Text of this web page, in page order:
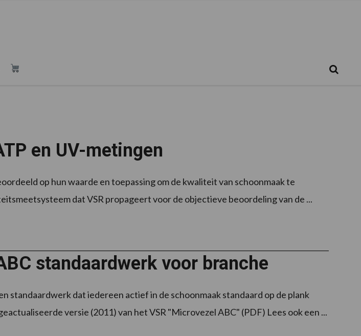
en UV-metingen
op hun waarde en toepassing om de kwaliteit van schoonmaak te
dat VSR propageert voor de objectieve beoordeling van de ...
standaardwerk voor branche
standaardwerk dat iedereen actief in de schoonmaak standaard op de plank
versie (2011) van het VSR "Microvezel ABC" (PDF) Lees ook een ...